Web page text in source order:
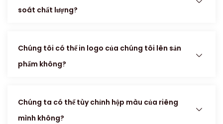
soát chất lượng?
Chúng tôi có thể in logo của chúng tôi lên sản
phẩm không?
Chúng ta có thể tùy chỉnh hộp màu của riêng
mình không?